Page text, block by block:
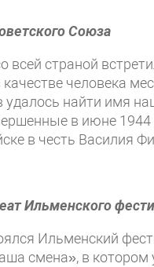
Союза
всей страной
качестве человека
найти имя
в июне
в честь Василия
Ильменского
Ильменский
смена», в котором